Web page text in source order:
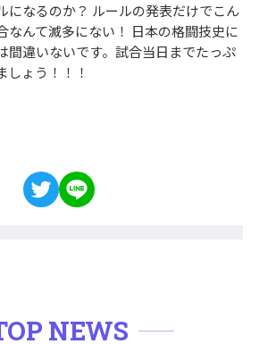
になるのか？ ルールの発表だけでこん
なんて滅多にない！ 日本の格闘技史に
間違いないです。試合当日までたっぷ
しょう！！！
NEWS